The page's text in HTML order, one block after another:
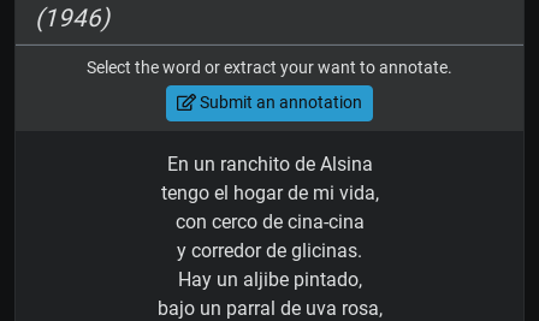
(1946)
Select the word or extract your want to annotate.
Submit an annotation
En un ranchito de Alsina
tengo el hogar de mi vida,
con cerco de cina-cina
y corredor de glicinas.
Hay un aljibe pintado,
bajo un parral de uva rosa,